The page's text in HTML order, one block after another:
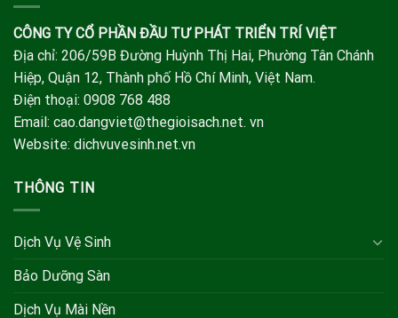
CÔNG TY CỔ PHẦN ĐẦU TƯ PHÁT TRIỂN TRÍ VIỆT
Địa chỉ: 206/59B Đường Huỳnh Thị Hai, Phường Tân Chánh
Hiệp, Quận 12, Thành phố Hồ Chí Minh, Việt Nam.
Điện thoại: 0908 768 488
Email: cao.dangviet@thegioisach.net. vn
Website: dichvuvesinh.net.vn
THÔNG TIN
Dịch Vụ Vệ Sinh
Bảo Dưỡng Sàn
Dịch Vụ Mài Nền